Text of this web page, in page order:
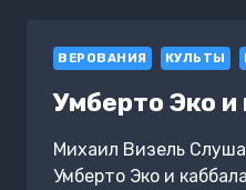
ВЕРОВАНИЯ КУЛЬТЫ
Умберто Эко и
Михаил Визель
Умберто Эко и